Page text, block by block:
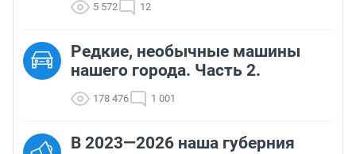
5 572 12
Редкие, необычные машины
нашего города. Часть 2.
178 476 1 001
В 2023—2026 наша губерния